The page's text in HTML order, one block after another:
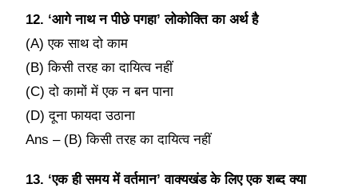
12. ‘आगे नाथ न पीछे पगहा’ लोकोक्ति का अर्थ है
(A) एक साथ दो काम
(B) किसी तरह का दायित्व नहीं
(C) दो कामों में एक न बन पाना
(D) दूना फायदा उठाना
Ans – (B) किसी तरह का दायित्व नहीं
13. ‘एक ही समय में वर्तमान’ वाक्यखंड के लिए एक शब्द क्या